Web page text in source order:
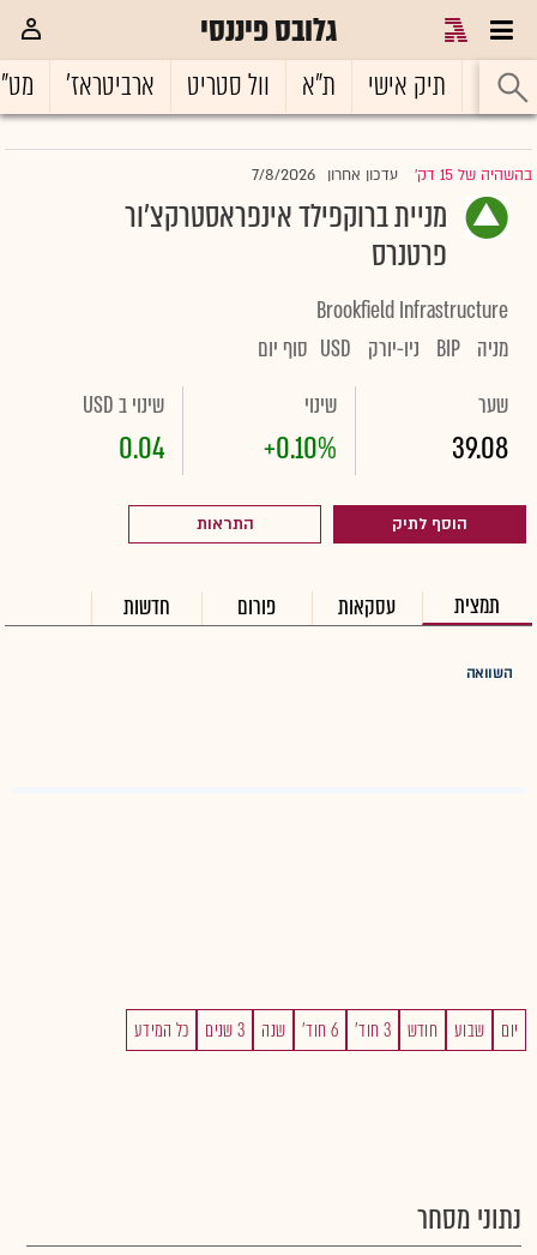
גלובס פיננסי
ראשי תיק אישי ת"א וול סטריט ארביטראז'
בהשהיה של 15 דק' |עדכון אחרון 7/8/2026
מניית ברוקפילד אינפראסטרקצ'ור
פרטנרס
Brookfield Infrastructure
מניה BIP ניו-יורק USD סוף יום
שער
39.08
שינוי
+0.10%
שינוי ב USD
0.04
הוסף לתיק התראות
תמצית עסקאות פורום חדשות
השוואה
יום שבוע חודש 3 חוד' 6 חוד' שנה 3 שנים כל המידע
נתוני מסחר